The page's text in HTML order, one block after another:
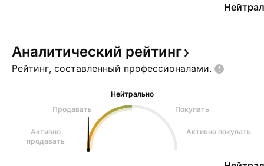
Аналитический рейтинг
Рейтинг, составленный профессионалами.
Нейтрально
Продавать
Покупать
Активно
продавать
Активно покупать